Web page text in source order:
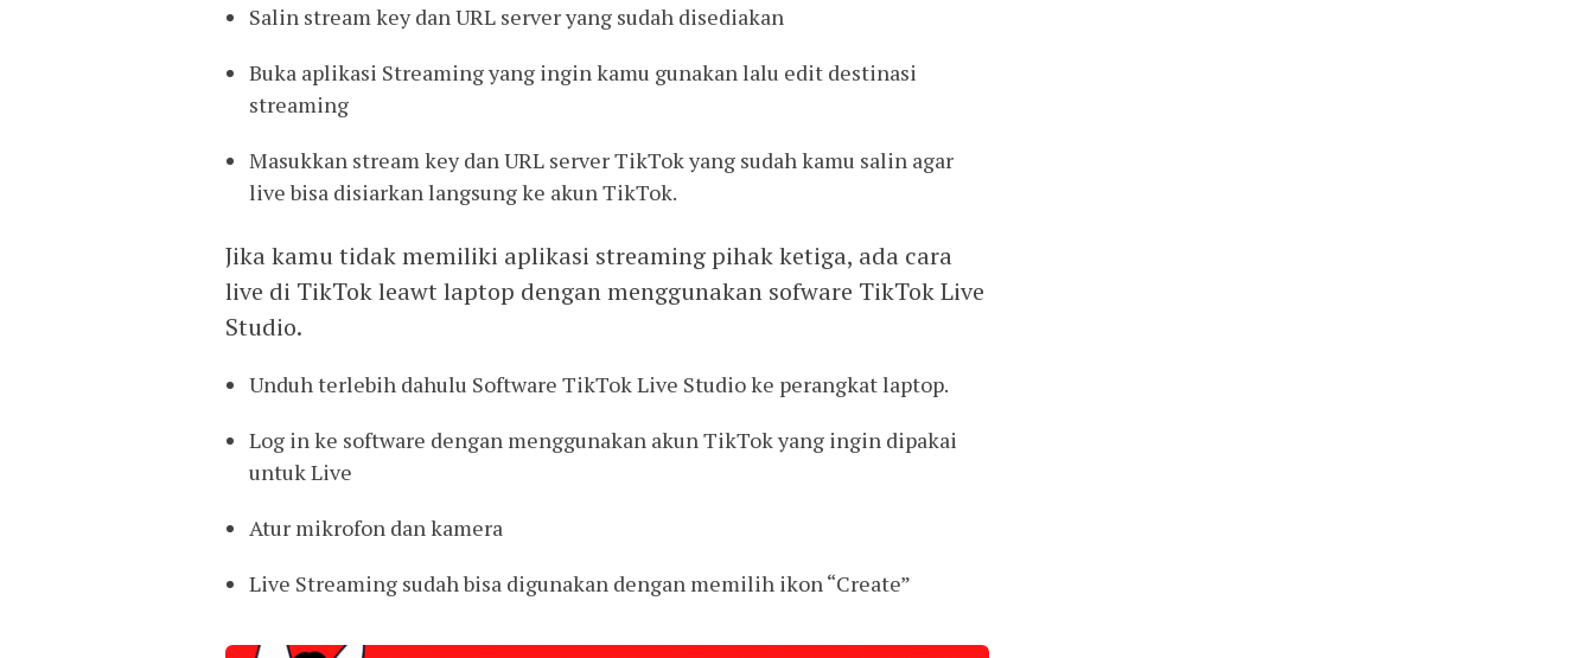
Salin stream key dan URL server yang sudah disediakan
Buka aplikasi Streaming yang ingin kamu gunakan lalu edit destinasi
streaming
Masukkan stream key dan URL server TikTok yang sudah kamu salin agar
live bisa disiarkan langsung ke akun TikTok.
Jika kamu tidak memiliki aplikasi streaming pihak ketiga, ada cara
live di TikTok leawt laptop dengan menggunakan sofware TikTok Live
Studio.
Unduh terlebih dahulu Software TikTok Live Studio ke perangkat laptop.
Log in ke software dengan menggunakan akun TikTok yang ingin dipakai
untuk Live
Atur mikrofon dan kamera
Live Streaming sudah bisa digunakan dengan memilih ikon “Create”